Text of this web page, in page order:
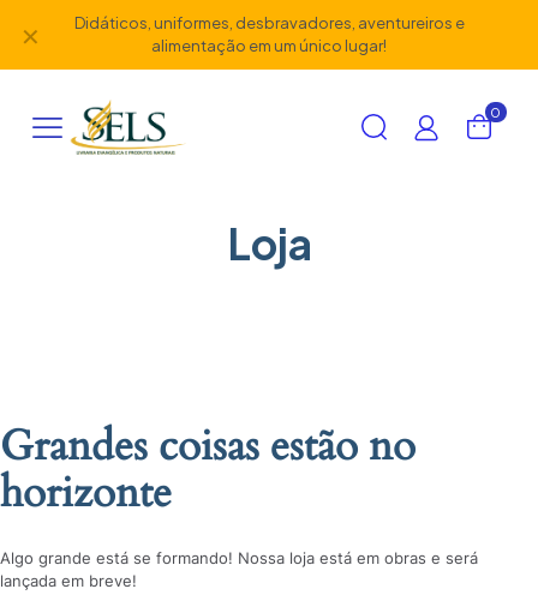
Didáticos, uniformes, desbravadores, aventureiros e
alimentação em um único lugar!
✕
0
Loja
Grandes coisas estão no
horizonte
Algo grande está se formando! Nossa loja está em obras e será
lançada em breve!